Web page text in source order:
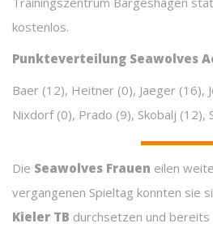
kostenlos.
Punkteverteilung Seawolves
Baer (12), Heitner (0), Jaeger (16),
Nixdorf (0), Prado (9), Skobalj (12),
Die Seawolves Frauen eilen
vergangenen Spieltag konnten sie
Kieler TB durchsetzen und